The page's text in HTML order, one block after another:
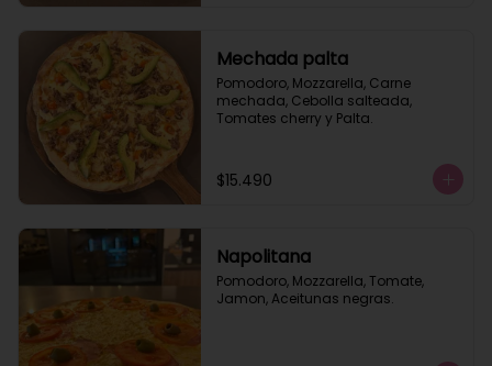
Mechada palta
Pomodoro, Mozzarella, Carne
mechada, Cebolla salteada,
Tomates cherry y Palta.
$15.490
Napolitana
Pomodoro, Mozzarella, Tomate,
Jamon, Aceitunas negras.